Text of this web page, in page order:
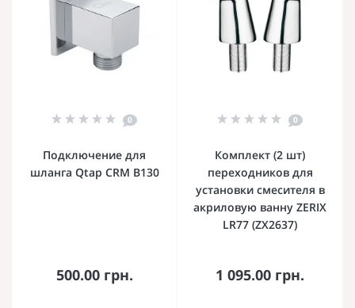
0
Подключение для
шланга Qtap CRM B130
500.00 грн.
0
Комплект (2 шт)
переходников для
установки смесителя в
акриловую ванну ZERIX
LR77 (ZX2637)
1 095.00 грн.